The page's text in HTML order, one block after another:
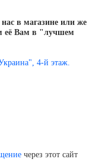
в магазине или же
её Вам в "лучшем
4-й этаж.
через этот сайт